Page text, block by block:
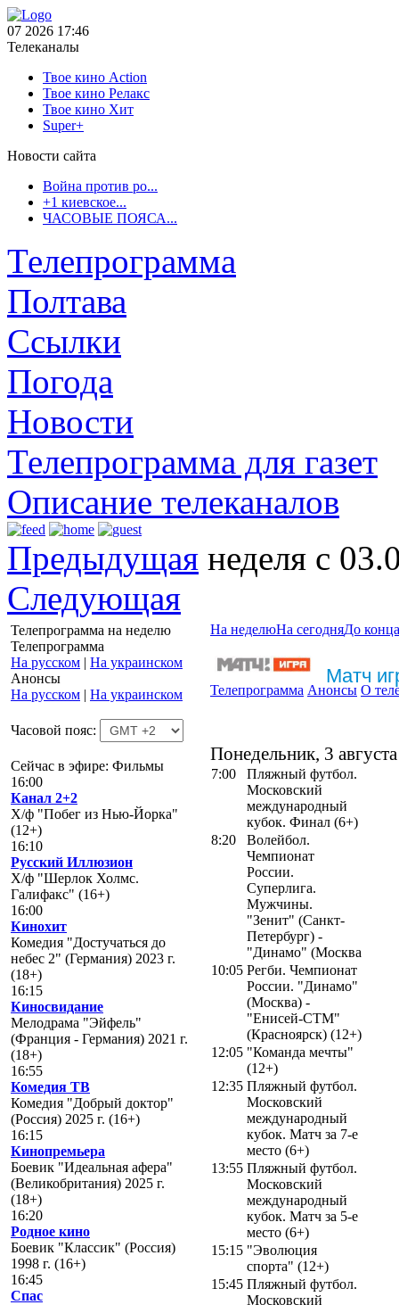
07 2026 17:46
Телеканалы
Твое кино Action
Твое кино Релакс
Твое кино Хит
Super+
Новости сайта
Война против ро...
+1 киевское...
ЧАСОВЫЕ ПОЯСА...
Телепрограмма
Полтава
Ссылки
Погода
Новости
Телепрограмма для газет
Описание телеканалов
Предыдущая неделя с
Следующая
Телепрограмма на неделю
Телепрограмма
На русском | На украинском
Анонсы
На русском | На украинском
Часовой пояс:
Сейчас в эфире: Фильмы
16:00
Канал 2+2
Х/ф "Побег из Нью-Йорка"
(12+)
16:10
Русский Иллюзион
Х/ф "Шерлок Холмс.
Галифакс" (16+)
16:00
Кинохит
Комедия "Достучаться до
небес 2" (Германия) 2023 г.
(18+)
16:15
Киносвидание
Мелодрама "Эйфель"
(Франция - Германия) 2021 г.
(18+)
16:55
Комедия ТВ
Комедия "Добрый доктор"
(Россия) 2025 г. (16+)
16:15
Кинопремьера
Боевик "Идеальная афера"
(Великобритания) 2025 г.
(18+)
16:20
Родное кино
Боевик "Классик" (Россия)
1998 г. (16+)
16:45
Спас
На неделюНа сегодняДо
Матч
Телепрограмма Анонсы О
Понедельник, 3 августа
7:00
Пляжный футбол.
Московский
международный
кубок. Финал (6+)
8:20
Волейбол.
Чемпионат
России.
Суперлига.
Мужчины.
"Зенит" (Санкт-
Петербург) -
"Динамо" (Москва
10:05 Регби. Чемпионат
России. "Динамо"
(Москва) -
"Енисей-СТМ"
(Красноярск) (12+)
12:05 "Команда мечты"
(12+)
12:35 Пляжный футбол.
Московский
международный
кубок. Матч за 7-е
место (6+)
13:55 Пляжный футбол.
Московский
международный
кубок. Матч за 5-е
место (6+)
15:15 "Эволюция
спорта" (12+)
15:45 Пляжный футбол.
Московский